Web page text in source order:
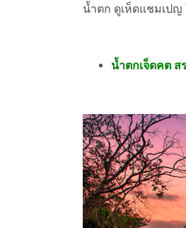
น้ำตก ดูเห็ดแชมเปญ
น้ำตกเจ็ดคต ส